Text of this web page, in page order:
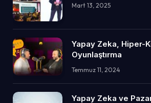
Mart 13, 2025
Yapay Zeka, Hiper-
Oyunlaştırma
Temmuz 11, 2024
Yapay Zeka ve